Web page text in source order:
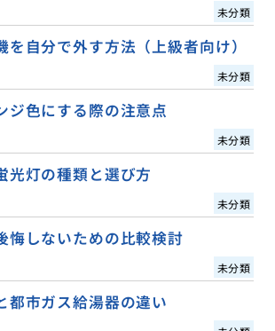
未分類
を自分で外す方法（上級者向け）
未分類
ジ色にする際の注意点
未分類
光灯の種類と選び方
未分類
悔しないための比較検討
未分類
都市ガス給湯器の違い